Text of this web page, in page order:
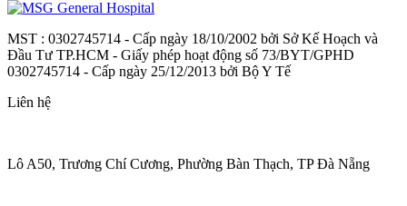
MST : 0302745714 - Cấp ngày 18/10/2002 bởi Sở Kế Hoạch và
Đầu Tư TP.HCM - Giấy phép hoạt động số 73/BYT/GPHD
0302745714 - Cấp ngày 25/12/2013 bởi Bộ Y Tế
Liên hệ
Lô A50, Trương Chí Cương, Phường Bàn Thạch, TP Đà Nẵng